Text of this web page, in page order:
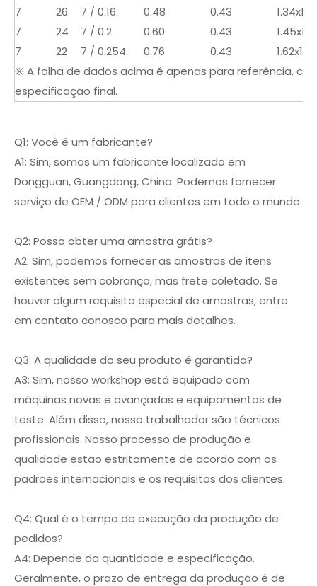
7
26 7 / 0.16. 0.48 0.43
7
24 7 / 0.2. 0.60 0.43
7
22 7 / 0.254. 0.76 0.43
※ A folha de dados acima é apenas para referência,
especificação final.
Q1: Você é um fabricante?
A1: Sim, somos um fabricante localizado em
Dongguan, Guangdong, China. Podemos fornecer
serviço de OEM / ODM para clientes em todo o mundo.
Q2: Posso obter uma amostra grátis?
A2: Sim, podemos fornecer as amostras de itens
existentes sem cobrança, mas frete coletado. Se
houver algum requisito especial de amostras, entre
em contato conosco para mais detalhes.
Q3: A qualidade do seu produto é garantida?
A3: Sim, nosso workshop está equipado com
máquinas novas e avançadas e equipamentos de
teste. Além disso, nosso trabalhador são técnicos
profissionais. Nosso processo de produção e
qualidade estão estritamente de acordo com os
padrões internacionais e os requisitos dos clientes.
Q4: Qual é o tempo de execução da produção de
pedidos?
A4: Depende da quantidade e especificação.
Geralmente, o prazo de entrega da produção é de